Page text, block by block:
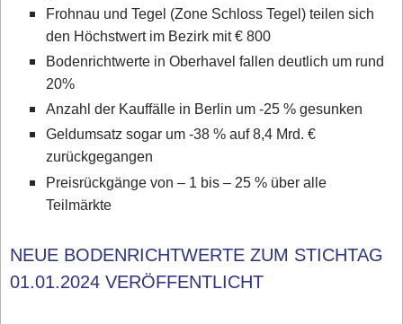
Frohnau und Tegel (Zone Schloss Tegel) teilen sich
den Höchstwert im Bezirk mit € 800
Bodenrichtwerte in Oberhavel fallen deutlich um rund
20%
Anzahl der Kauffälle in Berlin um -25 % gesunken
Geldumsatz sogar um -38 % auf 8,4 Mrd. €
zurückgegangen
Preisrückgänge von – 1 bis – 25 % über alle
Teilmärkte
NEUE BODENRICHTWERTE ZUM STICHTAG
01.01.2024 VERÖFFENTLICHT